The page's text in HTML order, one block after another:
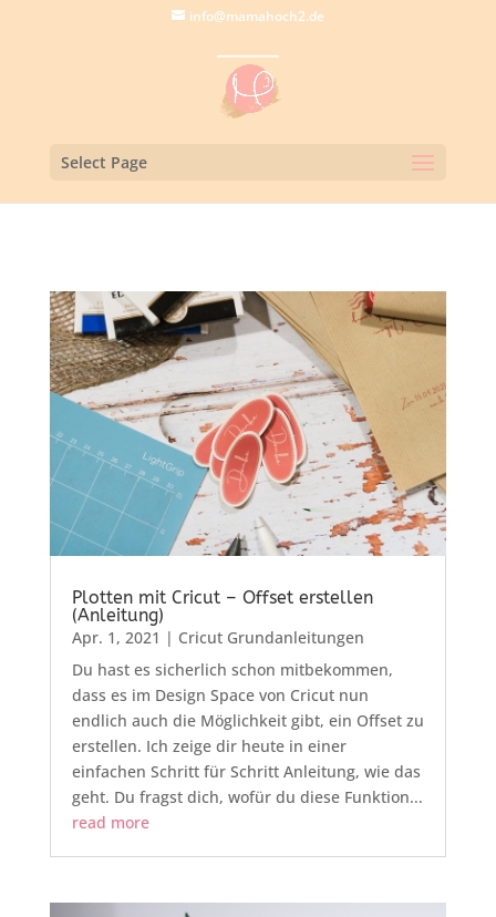
info@mamahoch2.de
Select Page
Plotten mit Cricut – Offset erstellen
(Anleitung)
Apr. 1, 2021 | Cricut Grundanleitungen
Du hast es sicherlich schon mitbekommen,
dass es im Design Space von Cricut nun
endlich auch die Möglichkeit gibt, ein Offset zu
erstellen. Ich zeige dir heute in einer
einfachen Schritt für Schritt Anleitung, wie das
geht. Du fragst dich, wofür du diese Funktion...
read more